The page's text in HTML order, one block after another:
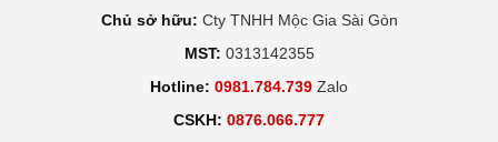
Chủ sở hữu: Cty TNHH Mộc Gia Sài Gòn
MST: 0313142355
Hotline: 0981.784.739 Zalo
CSKH: 0876.066.777